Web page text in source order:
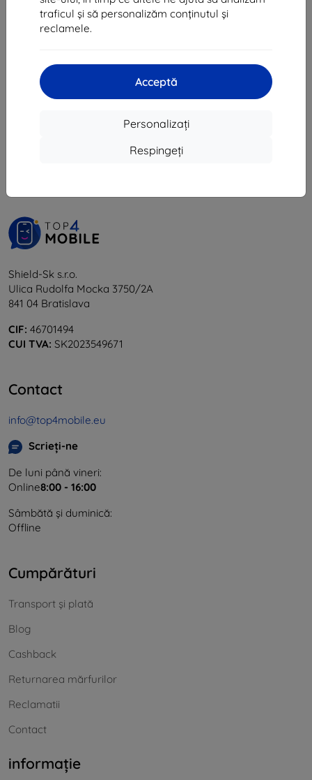
traficul și să personalizăm conținutul și
reclamele.
Acceptă
Personalizați
Respingeți
Ultimul produs în stoc În stoc > 5 buc
Shield-Sk s.r.o.
Ulica Rudolfa Mocka 3750/2A
841 04 Bratislava
CIF: 46701494
CUI TVA: SK2023549671
Contact
info@top4mobile.eu
Scrieți-ne
De luni până vineri:
Online8:00 - 16:00
Sâmbătă și duminică:
Offline
Cumpărături
Transport și plată
Blog
Cashback
Returnarea mărfurilor
Reclamatii
Contact
informație